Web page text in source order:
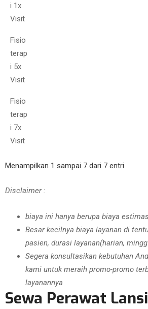
i 1x
Visit
Fisio
terap
i 5x
Visit
Fisio
terap
i 7x
Visit
Menampilkan 1 sampai 7 dari 7 entri
Disclaimer :
biaya ini hanya berupa biaya
Besar kecilnya biaya layanan di
pasien, durasi layanan(harian,
Segera konsultasikan kebutuhan
kami untuk meraih promo-promo
layanannya
Sewa Perawat